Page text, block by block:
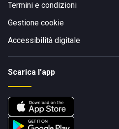
Termini e condizioni
Gestione cookie
Accessibilità digitale
Scarica l'app